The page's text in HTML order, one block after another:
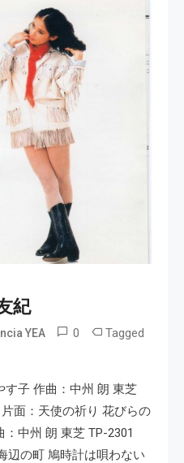
紀
YEA 0 Tagged
す子 作曲：中州 朗 東芝
面：天使の祈り 花びらの
中州 朗 東芝 TP-2301
辺の町 鳩時計は唄わない